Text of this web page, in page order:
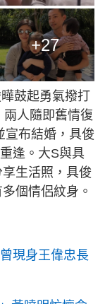
+27
鼓起勇氣撥打
人隨即舊情復
宣布結婚，具俊
逢。大S與具
生活照，具俊
個情侶紋身。
現身王偉忠長